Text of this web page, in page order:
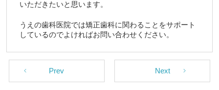
いただきたいと思います。
うえの歯科医院では矯正歯科に関わることをサポート
しているのでよければお問い合わせください。
Prev Next